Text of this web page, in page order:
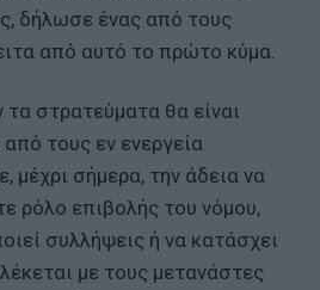
δήλωσε ένας από τους
από αυτό το πρώτο κύμα.
στρατεύματα θα είναι
τους εν ενεργεία
μέχρι σήμερα, την άδεια να
ρόλο επιβολής του νόμου,
συλλήψεις ή να κατάσχει
με τους μετανάστες